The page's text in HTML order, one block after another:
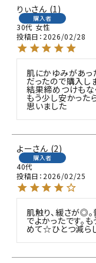
りぃ 1
購入者
30代 女性
投稿日 2026/02/28
肌にかゆみがあっ
だったので購入し
結果締めつけもな
もう少し安かった
思いました
よー 2
購入者
40代
投稿日 2026/02/25
肌触り、緩さが◎
でよかったです。
めて☆ひとつ減ら